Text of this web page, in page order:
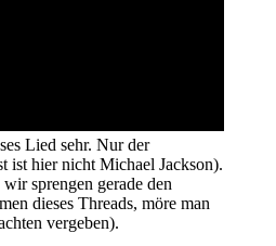
Lied sehr. Nur der
ist hier nicht Michael Jackson).
sprengen gerade den
dieses Threads, möre man
vergeben).